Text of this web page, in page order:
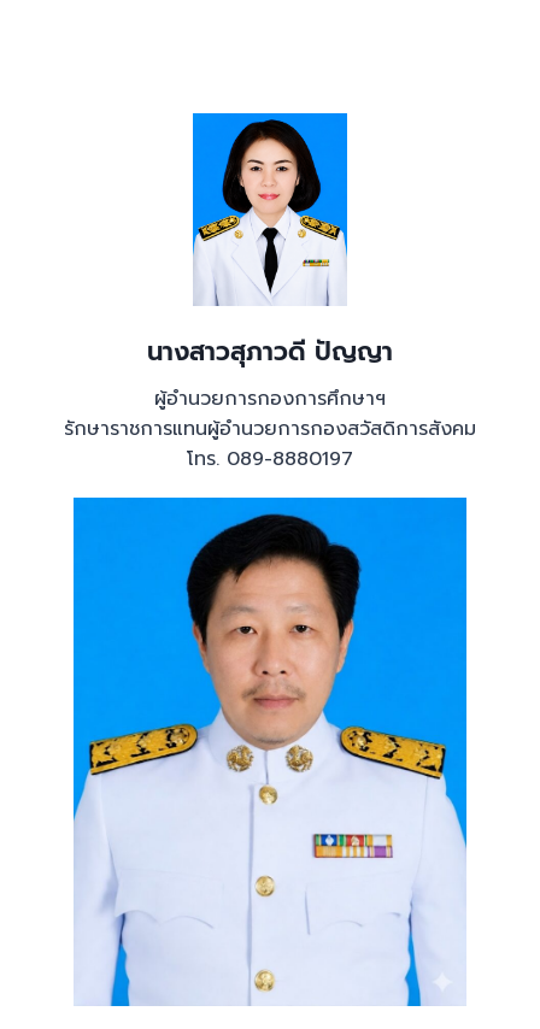
นางสาวสุภาวดี ปัญญา
ผู้อำนวยการกองการศึกษาฯ
รักษาราชการแทนผู้อำนวยการกองสวัสดิการสังคม
โทร. 089-8880197